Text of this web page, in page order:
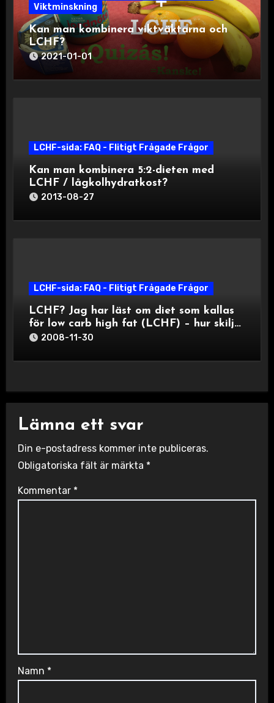
Viktminskning
Kan man kombinera viktväktarna och
LCHF?
2021-01-01
LCHF-sida: FAQ - Flitigt Frågade Frågor
Kan man kombinera 5:2-dieten med
LCHF / lågkolhydratkost?
2013-08-27
LCHF-sida: FAQ - Flitigt Frågade Frågor
LCHF? Jag har läst om diet som kallas
för low carb high fat (LCHF) – hur skiljer
dig den från ditt sätt att tänka?
2008-11-30
Lämna ett svar
Din e-postadress kommer inte publiceras.
Obligatoriska fält är märkta *
Kommentar *
Namn *